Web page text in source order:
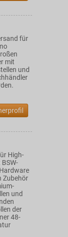
für
mit
und
High-
Zubehör
und
der
48-